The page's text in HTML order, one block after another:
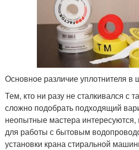
Основное различие уплотнителя в
Тем, кто ни разу не сталкивался с
сложно подобрать подходящий
неопытные мастера интересуются,
для работы с бытовым
установки крана стиральной